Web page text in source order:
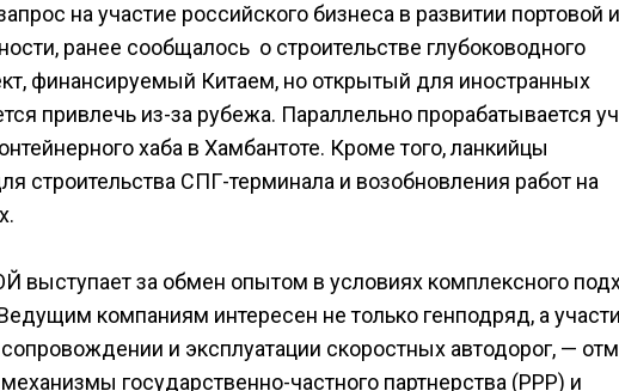
на участие российского бизнеса в развитии портовой и
ранее сообщалось о строительстве глубоководного
финансируемый Китаем, но открытый для иностранных
привлечь из-за рубежа. Параллельно прорабатывается
хаба в Хамбантоте. Кроме того, ланкийцы
строительства СПГ-терминала и возобновления работ на
выступает за обмен опытом в условиях комплексного
компаниям интересен не только генподряд, а
и эксплуатации скоростных автодорог, —
государственно-частного партнерства (PPP) и